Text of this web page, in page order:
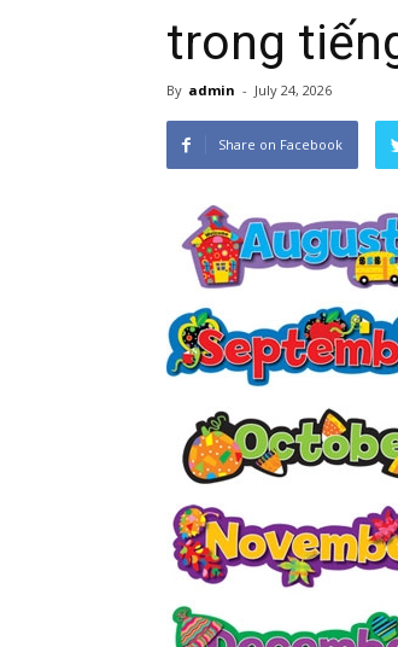
trong
By admin - July 24, 2026
Share on Facebook